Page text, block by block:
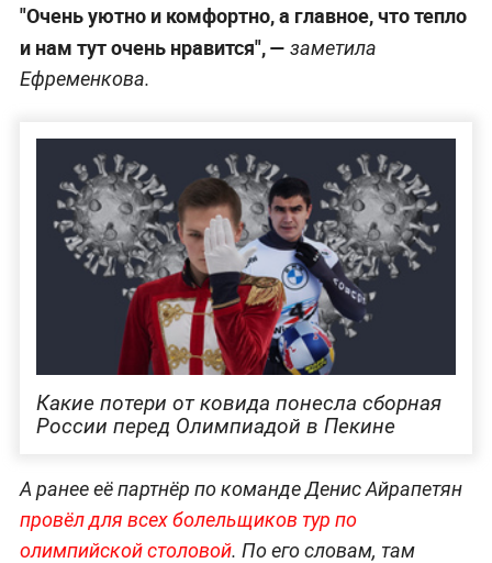
"Очень уютно и комфортно, а главное, что тепло
и нам тут очень нравится", — заметила
Ефременкова.
Какие потери от ковида понесла сборная
России перед Олимпиадой в Пекине
А ранее её партнёр по команде Денис Айрапетян
провёл для всех болельщиков тур по
олимпийской столовой. По его словам, там